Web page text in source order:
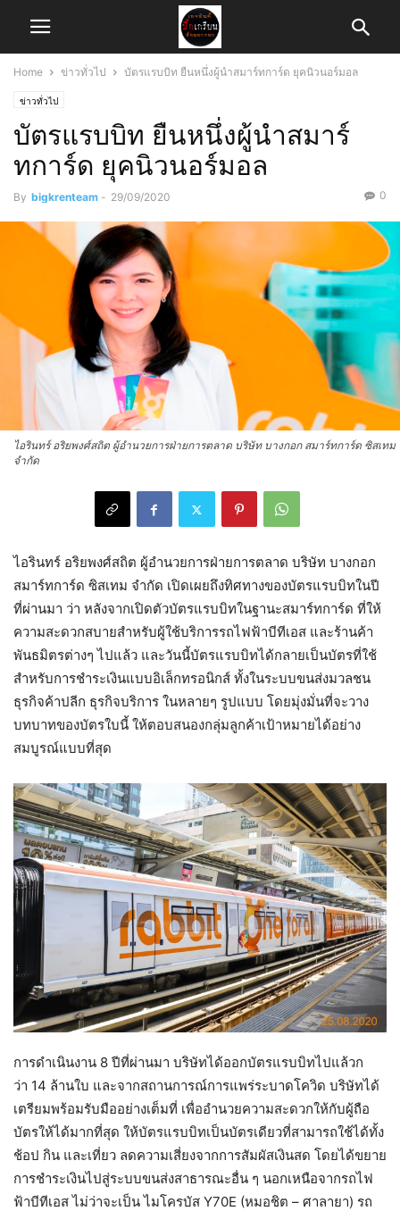
Home ข่าวทั่วไป บัตรแรบบิท ยืนหนึ่งผู้นำสมาร์ทการ์ด ยุคนิวนอร์มอล
ข่าวทั่วไป
บัตรแรบบิท ยืนหนึ่งผู้นำสมาร์
ทการ์ด ยุคนิวนอร์มอล
By bigkrenteam - 29/09/2020 0
ไอรินทร์ อริยพงศ์สถิต ผู้อำนวยการฝ่ายการตลาด บริษัท บางกอก สมาร์ทการ์ด ซิสเทม
จำกัด
ไอรินทร์ อริยพงศ์สถิต ผู้อำนวยการฝ่ายการตลาด บริษัท บางกอก
สมาร์ทการ์ด ซิสเทม จำกัด เปิดเผยถึงทิศทางของบัตรแรบบิทในปี
ที่ผ่านมา ว่า หลังจากเปิดตัวบัตรแรบบิทในฐานะสมาร์ทการ์ด ที่ให้
ความสะดวกสบายสำหรับผู้ใช้บริการรถไฟฟ้าบีทีเอส และร้านค้า
พันธมิตรต่างๆ ไปแล้ว และวันนี้บัตรแรบบิทได้กลายเป็นบัตรที่ใช้
สำหรับการชำระเงินแบบอิเล็กทรอนิกส์ ทั้งในระบบขนส่งมวลชน
ธุรกิจค้าปลีก ธุรกิจบริการ ในหลายๆ รูปแบบ โดยมุ่งมั่นที่จะวาง
บทบาทของบัตรใบนี้ ให้ตอบสนองกลุ่มลูกค้าเป้าหมายได้อย่าง
สมบูรณ์แบบที่สุด
การดำเนินงาน 8 ปีที่ผ่านมา บริษัทได้ออกบัตรแรบบิทไปแล้วก
ว่า 14 ล้านใบ และจากสถานการณ์การแพร่ระบาดโควิด บริษัทได้
เตรียมพร้อมรับมืออย่างเต็มที่ เพื่ออำนวยความสะดวกให้กับผู้ถือ
บัตรให้ได้มากที่สุด ให้บัตรแรบบิทเป็นบัตรเดียวที่สามารถใช้ได้ทั้ง
ช้อป กิน และเที่ยว ลดความเสี่ยงจากการสัมผัสเงินสด โดยได้ขยาย
การชำระเงินไปสู่ระบบขนส่งสาธารณะอื่น ๆ นอกเหนือจากรถไฟ
ฟ้าบีทีเอส ไม่ว่าจะเป็น ไมโครบัส Y70E (หมอชิต – ศาลายา) รถ